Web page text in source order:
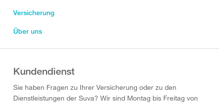
Versicherung
Über uns
Kundendienst
Sie haben Fragen zu Ihrer Versicherung oder zu den
Dienstleistungen der Suva? Wir sind Montag bis Freitag von